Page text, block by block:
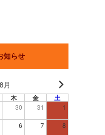
知らせ
月
木 金 土
30 31 1
6 7 8